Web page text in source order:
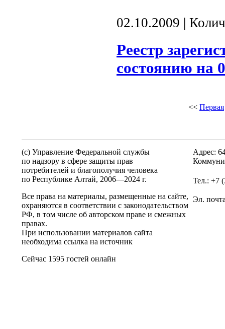
02.10.2009 |
Реестр
состоянию на
<< Первая
(c) Управление Федеральной службы
по надзору в сфере защиты прав
потребителей и благополучия человека
по Республике Алтай, 2006—2024 г.
Все права на материалы, размещенные на сайте,
охраняются в соответствии с законодательством
РФ, в том числе об авторском праве и смежных
правах.
При использовании материалов сайта
необходима ссылка на источник
Сейчас 1595 гостей онлайн
Адрес:
Тел.: +7
Эл.